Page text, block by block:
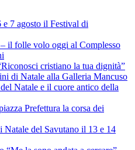
7 agosto il Festival di
il folle volo oggi al Complesso
cristiano la tua dignità”
di Natale alla Galleria Mancuso
Natale e il cuore antico della
Prefettura la corsa dei
del Savutano il 13 e 14